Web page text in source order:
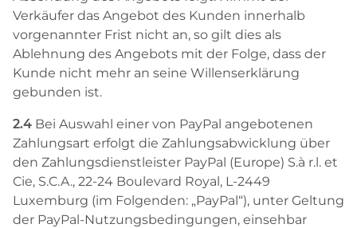
Verkäufer das Angebot des Kunden innerhalb
vorgenannter Frist nicht an, so gilt dies als
Ablehnung des Angebots mit der Folge, dass der
Kunde nicht mehr an seine Willenserklärung
gebunden ist.
2.4 Bei Auswahl einer von PayPal angebotenen
Zahlungsart erfolgt die Zahlungsabwicklung über
den Zahlungsdienstleister PayPal (Europe) S.à r.l. et
Cie, S.C.A., 22-24 Boulevard Royal, L-2449
Luxemburg (im Folgenden: „PayPal“), unter Geltung
der PayPal-Nutzungsbedingungen, einsehbar